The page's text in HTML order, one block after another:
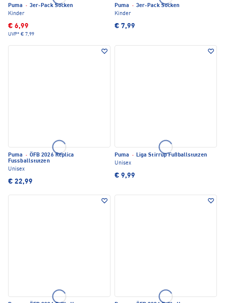
Puma · 3er-Pack Socken
Kinder
€ 6,99
UVP* € 7,99
Puma · 3er-Pack Socken
Kinder
€ 7,99
Puma · ÖFB 2026 Replica
Fussballstutzen
Unisex
€ 22,99
Puma · Liga Stirrup Fußballstutzen
Unisex
€ 9,99